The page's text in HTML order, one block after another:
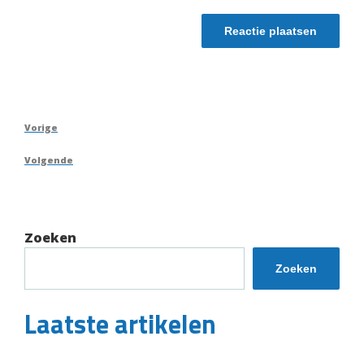
Berichtnavigatie
Vorig
Vorige
Volgend
Volgende
Zoeken
Zoeken
Laatste artikelen